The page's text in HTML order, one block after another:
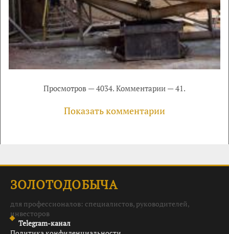
Просмотров — 4034. Комментарии — 41.
Показать комментарии
ЗОЛОТОДОБЫЧА
для профессионалов: специалистов, руководителей,
инвесторов
Telegram-канал